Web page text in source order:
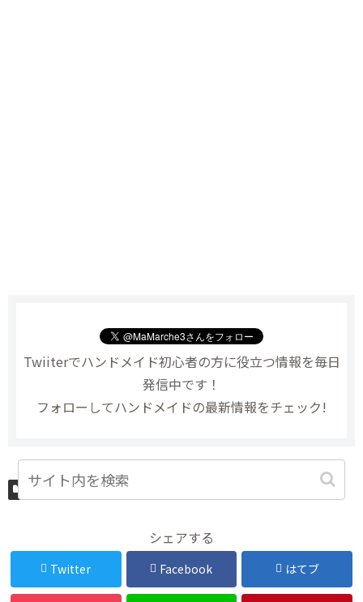
Twiiterでハンドメイド初心者の方に役立つ情報を毎日
発信中です！
フォローしてハンドメイドの最新情報をチェック!
ハンドメイド
シェアする
Twitter Facebook はてブ